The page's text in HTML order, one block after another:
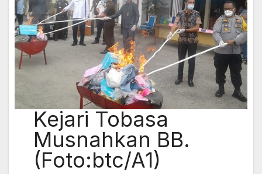
Kejari Tobasa
Musnahkan BB.
(Foto:btc/A1)